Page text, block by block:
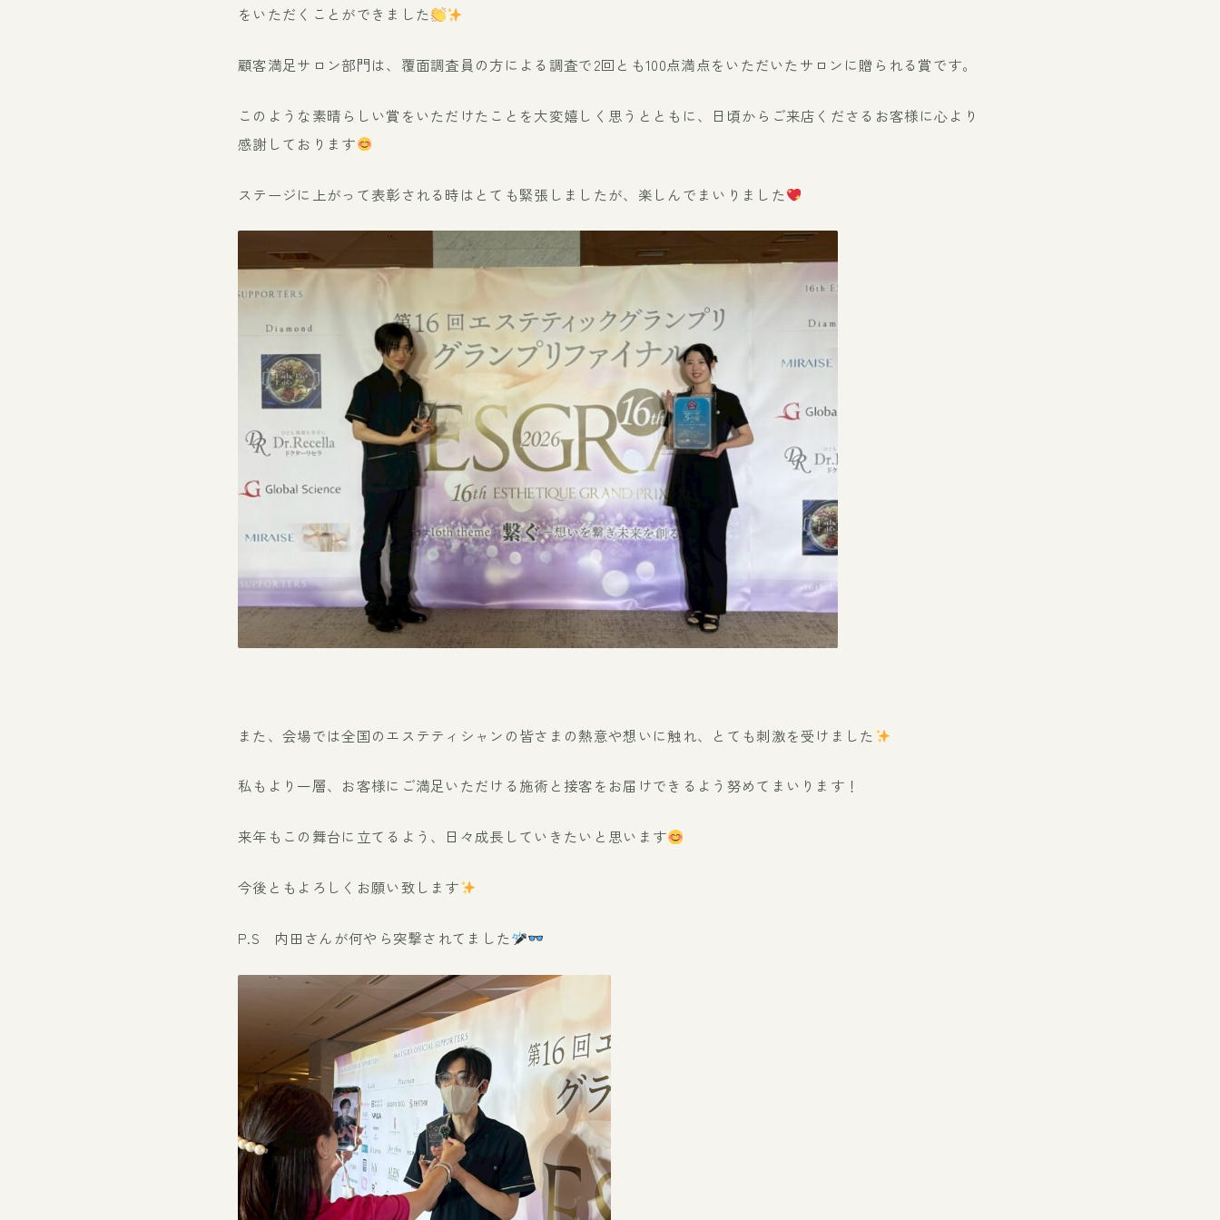
をいただくことができました
顧客満足サロン部門は、覆面調査員の方による調査で2回とも100点満点をいただいたサロンに贈られる賞です。
このような素晴らしい賞をいただけたことを大変嬉しく思うとともに、日頃からご来店くださるお客様に心より
感謝しております
ステージに上がって表彰される時はとても緊張しましたが、楽しんでまいりました
また、会場では全国のエステティシャンの皆さまの熱意や想いに触れ、とても刺激を受けました
私もより一層、お客様にご満足いただける施術と接客をお届けできるよう努めてまいります！
来年もこの舞台に立てるよう、日々成長していきたいと思います
今後ともよろしくお願い致します
P.S 内田さんが何やら突撃されてました